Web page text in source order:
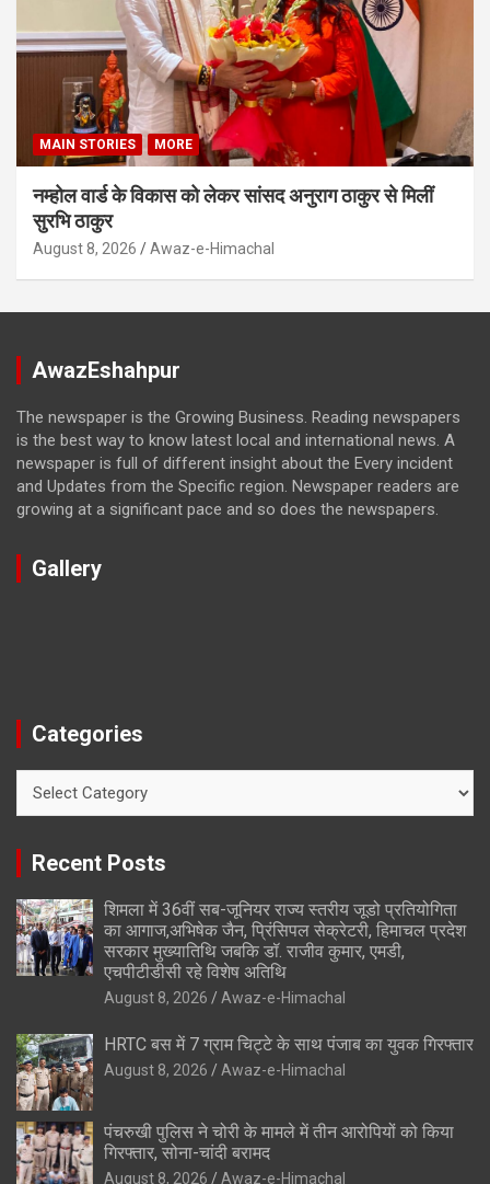
MAIN STORIES MORE
नम्होल वार्ड के विकास को लेकर सांसद अनुराग ठाकुर से मिलीं
सुरभि ठाकुर
August 8, 2026 Awaz-e-Himachal
AwazEshahpur
The newspaper is the Growing Business. Reading newspapers
is the best way to know latest local and international news. A
newspaper is full of different insight about the Every incident
and Updates from the Specific region. Newspaper readers are
growing at a significant pace and so does the newspapers.
Gallery
Categories
Recent Posts
शिमला में 36वीं सब-जूनियर राज्य स्तरीय जूडो प्रतियोगिता
का आगाज,अभिषेक जैन, प्रिंसिपल सेक्रेटरी, हिमाचल प्रदेश
सरकार मुख्यातिथि जबकि डॉ. राजीव कुमार, एमडी,
एचपीटीडीसी रहे विशेष अतिथि
August 8, 2026 Awaz-e-Himachal
HRTC बस में 7 ग्राम चिट्टे के साथ पंजाब का युवक गिरफ्तार
August 8, 2026 Awaz-e-Himachal
पंचरुखी पुलिस ने चोरी के मामले में तीन आरोपियों को किया
गिरफ्तार, सोना-चांदी बरामद
August 8, 2026 Awaz-e-Himachal